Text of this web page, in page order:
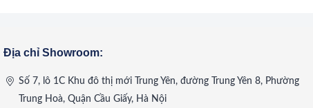
Địa chỉ Showroom:
Số 7, lô 1C Khu đô thị mới Trung Yên, đường Trung Yên 8, Phường
Trung Hoà, Quận Cầu Giấy, Hà Nội